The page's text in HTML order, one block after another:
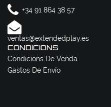
+34 91 864 38 57
ventas@extendedplay.es
CONDICIONS
Condicions De Venda
Gastos De Envío